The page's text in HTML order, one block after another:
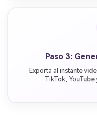
Paso 3:
Exporta al instante
TikTok, YouTube